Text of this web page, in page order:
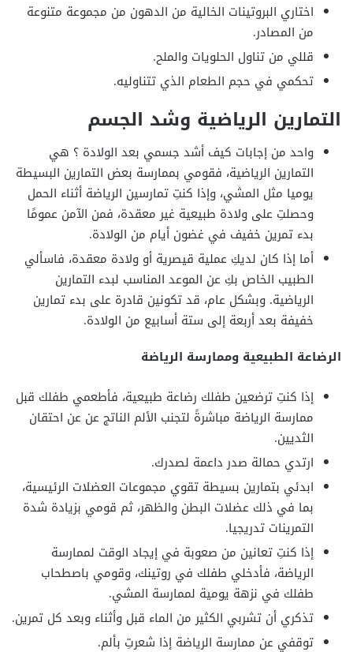
اختاري البروتينات الخالية من الدهون من مجموعة متنوعة
من المصادر.
قللي من تناول الحلويات والملح.
تحكمي في حجم الطعام الذي تتناوليه.
التمارين الرياضية وشد الجسم
واحد من إجابات كيف أشد جسمي بعد الولادة ؟ هي
التمارين الرياضية، فقومي بممارسة بعض التمارين البسيطة
يوميا مثل المشي، وإذا كنتِ تمارسين الرياضة أثناء الحمل
وحصلتِ على ولادة طبيعية غير معقدة، فمن الآمن عمومًا
بدء تمرين خفيف في غضون أيام من الولادة.
أما إذا كان لديكِ عملية قيصرية أو ولادة معقدة، فاسألي
الطبيب الخاص بكِ عن الموعد المناسب لبدء التمارين
الرياضية. وبشكل عام، قد تكونين قادرة على بدء تمارين
خفيفة بعد أربعة إلى ستة أسابيع من الولادة.
الرضاعة الطبيعية وممارسة الرياضة
إذا كنتِ ترضعين طفلك رضاعة طبيعية، فأطعمي طفلك قبل
ممارسة الرياضة مباشرةً لتجنب الألم الناتج عن عن احتقان
الثديين.
ارتدي حمالة صدر داعمة لصدرك.
ابدئي بتمارين بسيطة تقوي مجموعات العضلات الرئيسية،
بما في ذلك عضلات البطن والظهر، ثم قومي بزيادة شدة
التمرينات تدريجيا.
إذا كنتِ تعانين من صعوبة في إيجاد الوقت لممارسة
الرياضة، فأدخلي طفلك في روتينك، وقومي باصطحاب
طفلك في نزهة يومية لممارسة المشي.
تذكري أن تشربي الكثير من الماء قبل وأثناء وبعد كل تمرين.
توقفي عن ممارسة الرياضة إذا شعرتِ بألم.